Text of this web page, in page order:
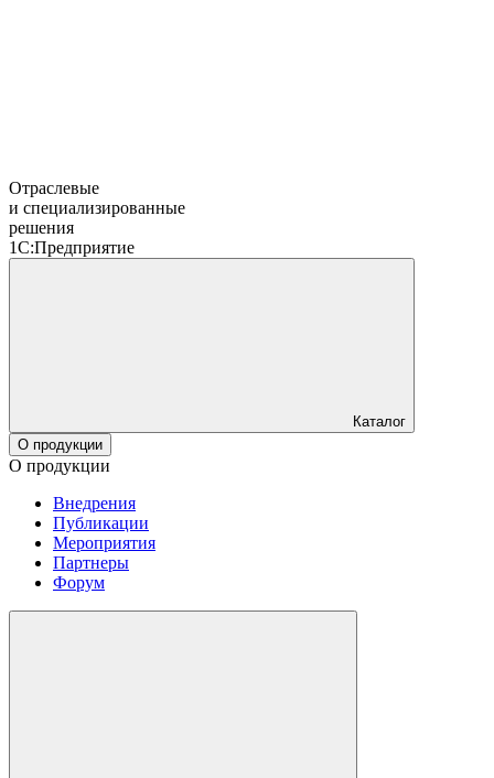
Отраслевые
и специализированные
решения
1С:Предприятие
Каталог
О продукции
О продукции
Внедрения
Публикации
Мероприятия
Партнеры
Форум